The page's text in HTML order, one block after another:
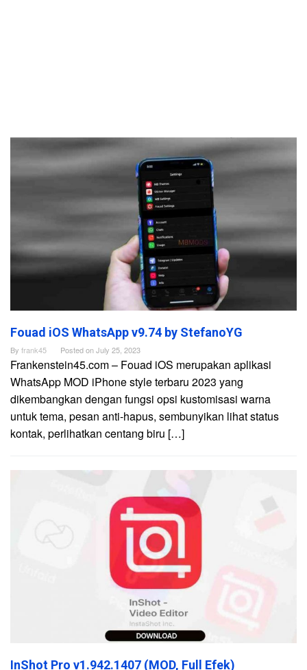
Frankenstein45.Com
Fouad iOS WhatsApp v9.74 by StefanoYG
By frank45 Posted onJuly 25, 2023
Frankenstein45.com – Fouad iOS merupakan aplikasi
WhatsApp MOD iPhone style terbaru 2023 yang
dikembangkan dengan fungsi opsi kustomisasi warna
untuk tema, pesan anti-hapus, sembunyikan lihat status
kontak, perlihatkan centang biru […]
InShot Pro v1.942.1407 (MOD, Full Efek)